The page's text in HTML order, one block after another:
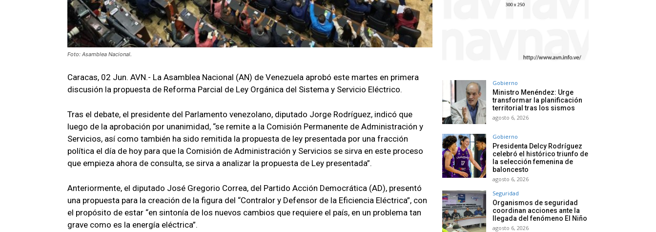
Foto: Asamblea Nacional.
Caracas, 02 Jun. AVN.- La Asamblea Nacional (AN) de Venezuela aprobó este martes en primera
discusión la propuesta de Reforma Parcial de Ley Orgánica del Sistema y Servicio Eléctrico.
Tras el debate, el presidente del Parlamento venezolano, diputado Jorge Rodríguez, indicó que
luego de la aprobación por unanimidad, “se remite a la Comisión Permanente de Administración y
Servicios, así como también ha sido remitida la propuesta de ley presentada por una fracción
política el día de hoy para que la Comisión de Administración y Servicios se sirva en este proceso
que empieza ahora de consulta, se sirva a analizar la propuesta de Ley presentada”.
Anteriormente, el diputado José Gregorio Correa, del Partido Acción Democrática (AD), presentó
una propuesta para la creación de la figura del “Contralor y Defensor de la Eficiencia Eléctrica”, con
el propósito de estar “en sintonía de los nuevos cambios que requiere el país, en un problema tan
grave como es la energía eléctrica”.
Gobierno
Ministro Menéndez: Urge
transformar la planificación
territorial tras los sismos
agosto 6, 2026
Gobierno
Presidenta Delcy Rodríguez
celebró el histórico triunfo de
la selección femenina de
baloncesto
agosto 6, 2026
Seguridad
Organismos de seguridad
coordinan acciones ante la
llegada del fenómeno El Niño
agosto 6, 2026